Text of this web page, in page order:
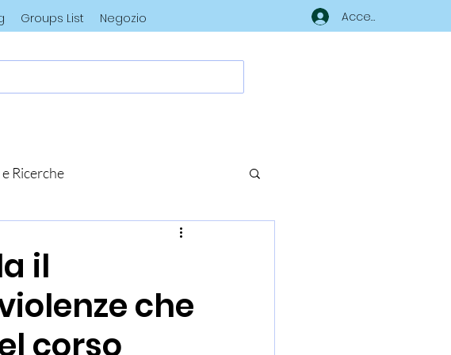
Groups List Negozio Accedi
Ricerche
il
che
corso